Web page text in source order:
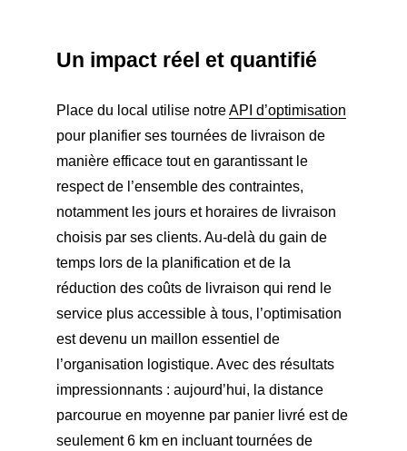
Un impact réel et quantifié
Place du local utilise notreAPI d’optimisation
pour planifier ses tournées de livraison de
manière efficace tout en garantissant le
respect de l’ensemble des contraintes,
notamment les jours et horaires de livraison
choisis par ses clients. Au-delà du gain de
temps lors de la planification et de la
réduction des coûts de livraison qui rend le
service plus accessible à tous, l’optimisation
est devenu un maillon essentiel de
l’organisation logistique. Avec des résultats
impressionnants : aujourd’hui, la distance
parcourue en moyenne par panier livré est de
seulement 6 km en incluant tournées de